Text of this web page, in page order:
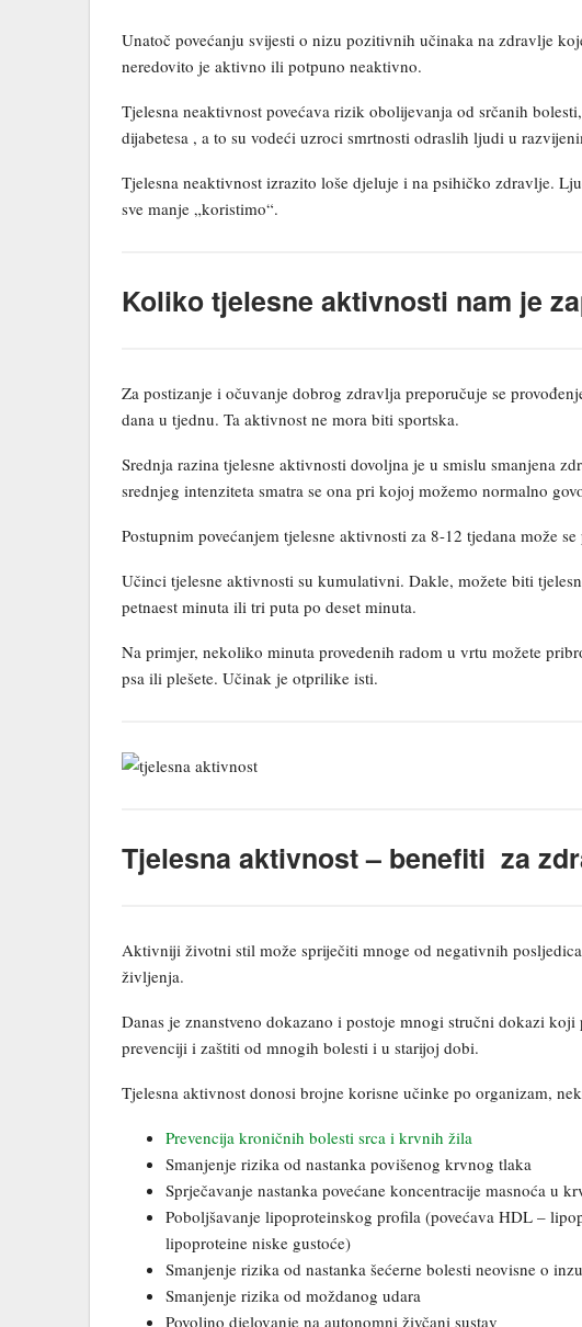
Unatoč povećanju svijesti o nizu pozitivnih učinaka na zdravlje
neredovito je aktivno ili potpuno neaktivno.
Tjelesna neaktivnost povećava rizik obolijevanja od srčanih
dijabetesa , a to su vodeći uzroci smrtnosti odraslih ljudi u
Tjelesna neaktivnost izrazito loše djeluje i na psihičko zdravlje.
sve manje „koristimo“.
Koliko tjelesne aktivnosti nam je
Za postizanje i očuvanje dobrog zdravlja preporučuje se
dana u tjednu. Ta aktivnost ne mora biti sportska.
Srednja razina tjelesne aktivnosti dovoljna je u smislu smanjena
srednjeg intenziteta smatra se ona pri kojoj možemo normalno
Postupnim povećanjem tjelesne aktivnosti za 8-12 tjedana može
Učinci tjelesne aktivnosti su kumulativni. Dakle, možete biti
petnaest minuta ili tri puta po deset minuta.
Na primjer, nekoliko minuta provedenih radom u vrtu možete
psa ili plešete. Učinak je otprilike isti.
Tjelesna aktivnost – benefiti za
Aktivniji životni stil može spriječiti mnoge od negativnih
življenja.
Danas je znanstveno dokazano i postoje mnogi stručni dokazi
prevenciji i zaštiti od mnogih bolesti i u starijoj dobi.
Tjelesna aktivnost donosi brojne korisne učinke po organizam,
Prevencija kroničnih bolesti srca i krvnih žila
Smanjenje rizika od nastanka povišenog krvnog tlaka
Sprječavanje nastanka povećane koncentracije masnoća u
Poboljšavanje lipoproteinskog profila (povećava HDL –
lipoproteine niske gustoće)
Smanjenje rizika od nastanka šećerne bolesti neovisne o
Smanjenje rizika od moždanog udara
Povoljno djelovanje na autonomni živčani sustav